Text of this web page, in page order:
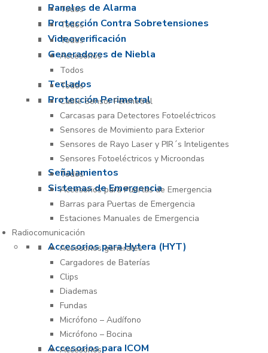
Paneles de Alarma
Todos
Protección Contra Sobretensiones
Todos
Videoverificación
Todos
Generadores de Niebla
Accesorios
Todos
Teclados
Todos
Protección Perimetral
Cable Sensor Perimetral
Carcasas para Detectores Fotoeléctricos
Sensores de Movimiento para Exterior
Sensores de Rayo Laser y PIR´s Inteligentes
Sensores Fotoeléctricos y Microondas
Señalamientos
Todos
Sistemas de Emergencia
Accesorios para Puertas de Emergencia
Barras para Puertas de Emergencia
Estaciones Manuales de Emergencia
Radiocomunicación
Accesorios para Hytera (HYT)
Accesorios generales
Cargadores de Baterías
Clips
Diademas
Fundas
Micrófono – Audífono
Micrófono – Bocina
Accesorios para ICOM
Accesorios